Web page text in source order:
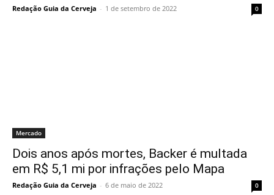
Redação Guia da Cerveja - 1 de setembro de 2022 0
Mercado
Dois anos após mortes, Backer é multada
em R$ 5,1 mi por infrações pelo Mapa
Redação Guia da Cerveja - 6 de maio de 2022 0